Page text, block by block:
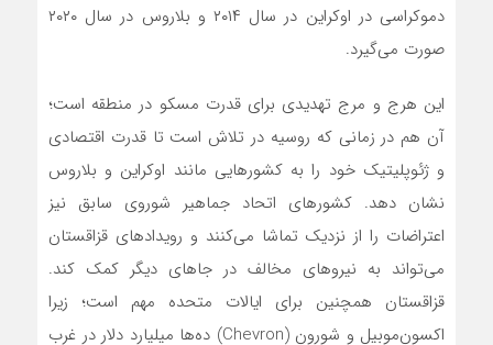
دموکراسی در اوکراین در سال ۲۰۱۴ و بلاروس در سال ۲۰۲۰
صورت می‌گیرد.
این هرج و مرج تهدیدی برای قدرت مسکو در منطقه است؛
آن هم در زمانی که روسیه در تلاش است تا قدرت اقتصادی
و ژئوپلیتیک خود را به کشورهایی مانند اوکراین و بلاروس
نشان دهد. کشورهای اتحاد جماهیر شوروی سابق نیز
اعتراضات را از نزدیک تماشا می‌کنند و رویدادهای قزاقستان
می‌تواند به نیروهای مخالف در جاهای دیگر کمک کند.
قزاقستان همچنین برای ایالات متحده مهم است؛ زیرا
اکسون‌موبیل و شورون (Chevron) ده‌ها میلیارد دلار در غرب